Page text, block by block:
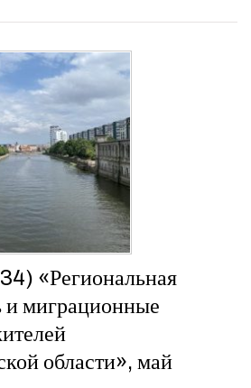
«Региональная
и миграционные
области», май